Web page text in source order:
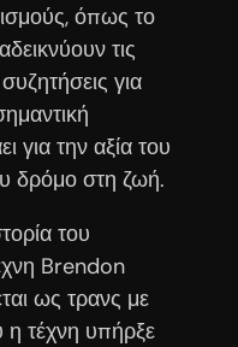
όπως το
τις
για
για την αξία του
δρόμο στη ζωή.
του
Brendon
ως τρανς με
τέχνη υπήρξε